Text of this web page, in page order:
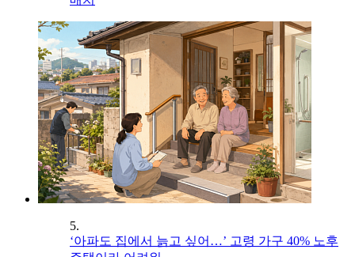
5.
‘아파도 집에서 늙고 싶어…’ 고령 가구 40% 노후